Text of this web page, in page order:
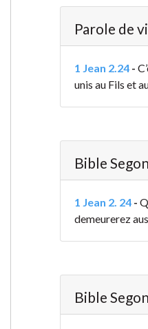
Parole de
1 Jean 2.24-
unis au Fils et
Bible
1 Jean 2. 24-
demeurerez
Bible